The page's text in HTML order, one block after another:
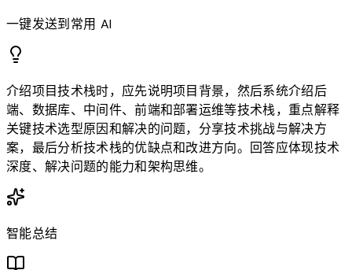
一键发送到常用 AI
介绍项目技术栈时，应先说明项目背景，然后系统介绍后
端、数据库、中间件、前端和部署运维等技术栈，重点解释
关键技术选型原因和解决的问题，分享技术挑战与解决方
案，最后分析技术栈的优缺点和改进方向。回答应体现技术
深度、解决问题的能力和架构思维。
智能总结